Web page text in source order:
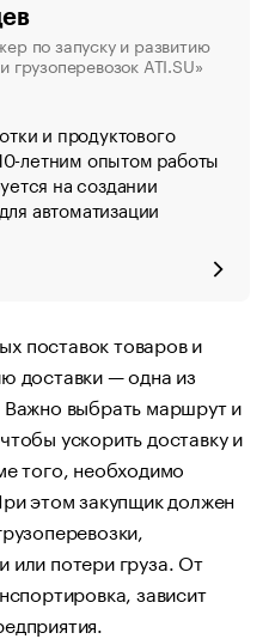
по запуску и развитию
грузоперевозок ATI.SU»
и продуктового
летним опытом работы
на создании
автоматизации
поставок товаров и
доставки — одна из
выбрать маршрут и
ускорить доставку и
того, необходимо
этом закупщик должен
или потери груза. От
зависит